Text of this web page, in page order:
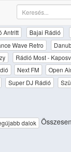
Antritt Bajai Rádió
Wave Retro
Rádió Most -
Next FM Open
Super DJ Rádió
dalok